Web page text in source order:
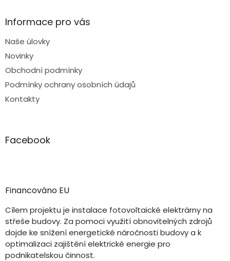
Informace pro vás
Naše úlovky
Novinky
Obchodní podmínky
Podmínky ochrany osobních údajů
Kontakty
Facebook
Financováno EU
Cílem projektu je instalace fotovoltaické elektrárny na
střeše budovy. Za pomoci využití obnovitelných zdrojů
dojde ke snížení energetické náročnosti budovy a k
optimalizaci zajištění elektrické energie pro
podnikatelskou činnost.